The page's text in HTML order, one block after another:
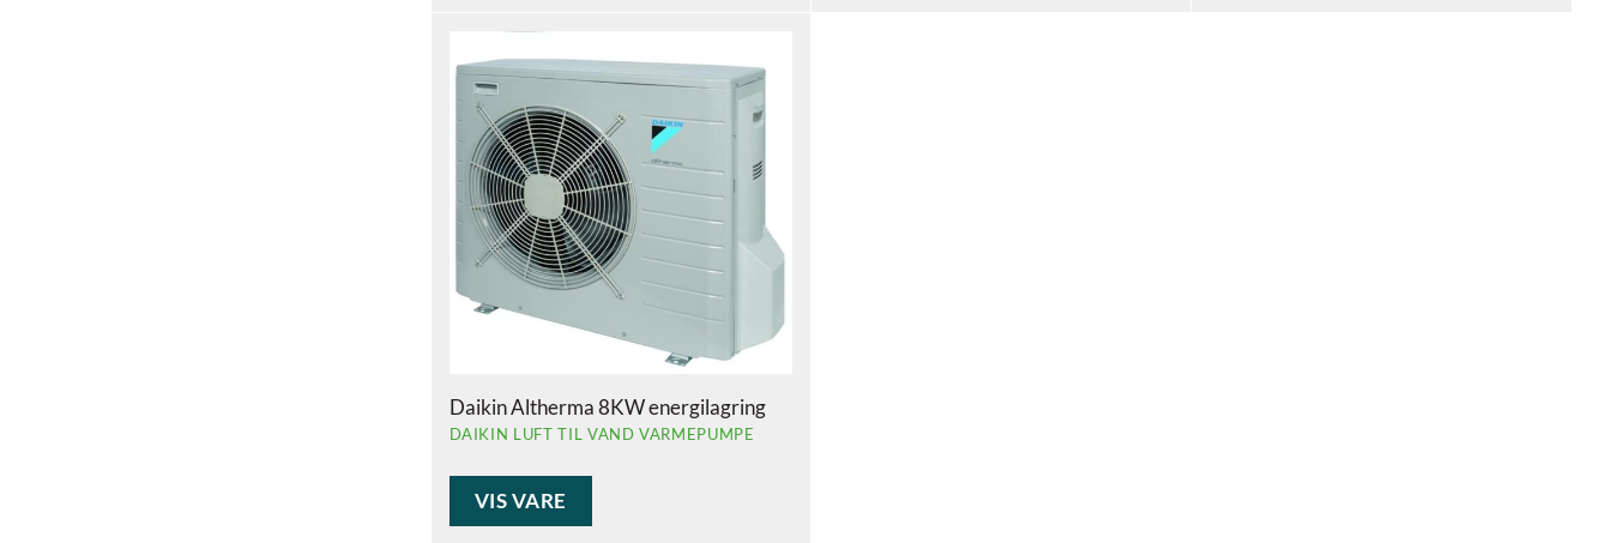
Daikin Altherma 8KW energilagring
DAIKIN LUFT TIL VAND VARMEPUMPE
VIS VARE